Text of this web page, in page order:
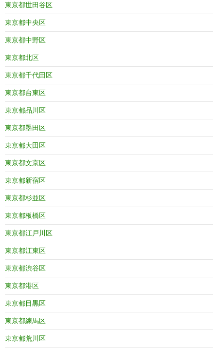
東京都世田谷区
東京都中央区
東京都中野区
東京都北区
東京都千代田区
東京都台東区
東京都品川区
東京都墨田区
東京都大田区
東京都文京区
東京都新宿区
東京都杉並区
東京都板橋区
東京都江戸川区
東京都江東区
東京都渋谷区
東京都港区
東京都目黒区
東京都練馬区
東京都荒川区